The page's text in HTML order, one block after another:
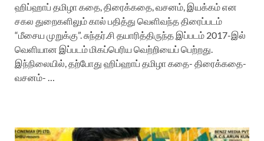
ஹிப்ஹாப் தமிழா கதை, திரைக்கதை, வசனம், இயக்கம் என
சகல துறைகளிலும் கால் பதித்து வெளிவந்த திரைப்படம்
“மீசைய முறுக்கு”. சுந்தர்.சி தயாரித்திருந்த இப்படம் 2017-இல்
வெளியான இப்படம் மிகப்பெரிய வெற்றியைப் பெற்றது.
இந்நிலையில், தற்போது ஹிப்ஹாப் தமிழா கதை- திரைக்கதை-
வசனம்- …